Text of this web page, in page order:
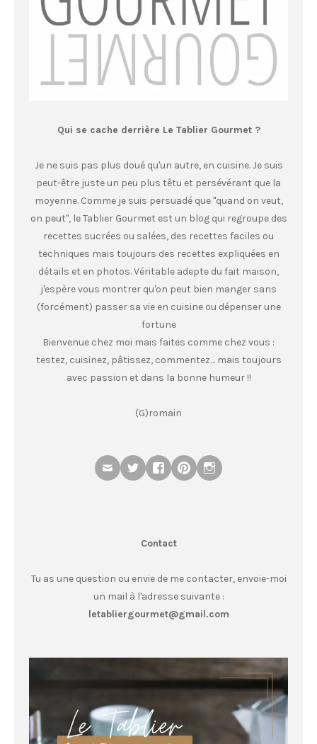
Qui se cache derrière Le Tablier Gourmet ?
Je ne suis pas plus doué qu'un autre, en cuisine. Je suis
peut-être juste un peu plus têtu et persévérant que la
moyenne. Comme je suis persuadé que "quand on veut,
on peut", le Tablier Gourmet est un blog qui regroupe des
recettes sucrées ou salées, des recettes faciles ou
techniques mais toujours des recettes expliquées en
détails et en photos. Véritable adepte du fait maison,
j'espère vous montrer qu'on peut bien manger sans
(forcément) passer sa vie en cuisine ou dépenser une
fortune
Bienvenue chez moi mais faites comme chez vous :
testez, cuisinez, pâtissez, commentez… mais toujours
avec passion et dans la bonne humeur !!
(G)romain
Contact
Tu as une question ou envie de me contacter, envoie-moi
un mail à l'adresse suivante :
letabliergourmet@gmail.com